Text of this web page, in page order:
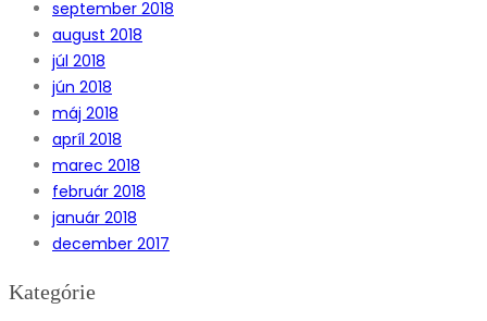
september 2018
august 2018
júl 2018
jún 2018
máj 2018
apríl 2018
marec 2018
február 2018
január 2018
december 2017
Kategórie